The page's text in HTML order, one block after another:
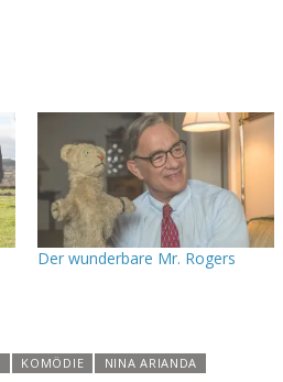
Der wunderbare Mr. Rogers
KOMÖDIE
NINA ARIANDA